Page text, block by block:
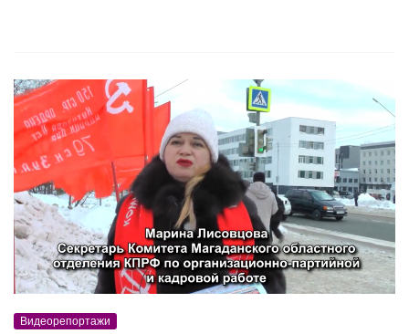
Видеорепортажи